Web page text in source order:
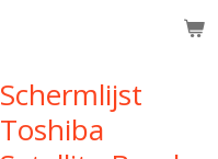
Schermlijst
Toshiba